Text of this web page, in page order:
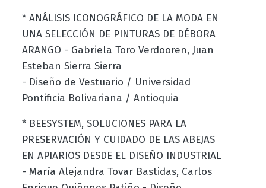
* ANÁLISIS ICONOGRÁFICO DE LA MODA EN
UNA SELECCIÓN DE PINTURAS DE DÉBORA
ARANGO - Gabriela Toro Verdooren, Juan
Esteban Sierra Sierra
- Diseño de Vestuario / Universidad
Pontificia Bolivariana / Antioquia
* BEESYSTEM, SOLUCIONES PARA LA
PRESERVACIÓN Y CUIDADO DE LAS ABEJAS
EN APIARIOS DESDE EL DISEÑO INDUSTRIAL
- María Alejandra Tovar Bastidas, Carlos